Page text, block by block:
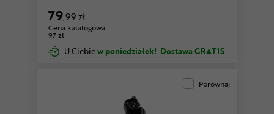
79,99 zł
Cena katalogowa:
97 zł
U Ciebiew poniedziałek! Dostawa GRATIS
Porównaj